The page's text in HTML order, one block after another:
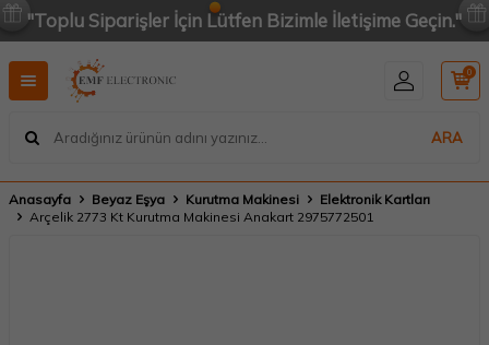
"Toplu Siparişler İçin Lütfen Bizimle İletişime Geçin."
ARA
0
Anasayfa Beyaz Eşya Kurutma Makinesi
Elektronik Kartları
Arçelik 2773 Kt Kurutma Makinesi Anakart 2975772501